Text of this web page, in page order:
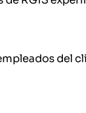
del